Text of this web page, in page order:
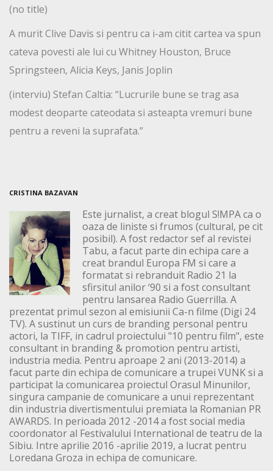
(no title)
A murit Clive Davis si pentru ca i-am citit cartea va spun
cateva povesti ale lui cu Whitney Houston, Bruce
Springsteen, Alicia Keys, Janis Joplin
(interviu) Stefan Caltia: “Lucrurile bune se trag asa
modest deoparte cateodata si asteapta vremuri bune
pentru a reveni la suprafata.”
CRISTINA BAZAVAN
Este jurnalist, a creat blogul S!MPA ca o
oaza de liniste si frumos (cultural, pe cit
posibil). A fost redactor sef al revistei
Tabu, a facut parte din echipa care a
creat brandul Europa FM si care a
formatat si rebranduit Radio 21 la
sfirsitul anilor ‘90 si a fost consultant
pentru lansarea Radio Guerrilla. A
prezentat primul sezon al emisiunii Ca-n filme (Digi 24
TV). A sustinut un curs de branding personal pentru
actori, la TIFF, in cadrul proiectului "10 pentru film", este
consultant in branding & promotion pentru artisti,
industria media. Pentru aproape 2 ani (2013-2014) a
facut parte din echipa de comunicare a trupei VUNK si a
participat la comunicarea proiectul Orasul Minunilor,
singura campanie de comunicare a unui reprezentant
din industria divertismentului premiata la Romanian PR
AWARDS. In perioada 2012 -2014 a fost social media
coordonator al Festivalului International de teatru de la
Sibiu. Intre aprilie 2016 -aprilie 2019, a lucrat pentru
Loredana Groza in echipa de comunicare.